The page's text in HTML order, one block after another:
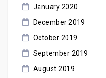
January 2020
December 2019
October 2019
September 2019
August 2019